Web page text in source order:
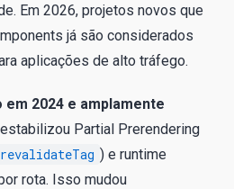
Em 2026, projetos novos que
já são considerados
aplicações de alto tráfego.
em 2024 e amplamente
estabilizou Partial Prerendering
revalidateTag ) e runtime
rota. Isso mudou